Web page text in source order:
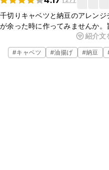
千切りキャベツと納豆のアレン
が余った時に作ってみませんか
調味料も少なく、簡単においし
しください。
紹介文
#キャベツ #油揚げ #納豆